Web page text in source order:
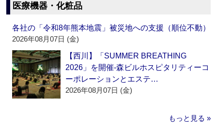
医療機器・化粧品
各社の「令和8年熊本地震」被災地への支援（順位不動）
2026年08月07日 (金)
【西川】「SUMMER BREATHING
2026」を開催‐森ビルホスピタリティーコ
ーポレーションとエステ…
2026年08月07日 (金)
もっと見る »